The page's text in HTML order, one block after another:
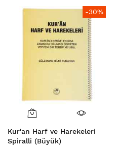
-30%
Kur'an Harf ve Harekeleri
Spiralli (Büyük)